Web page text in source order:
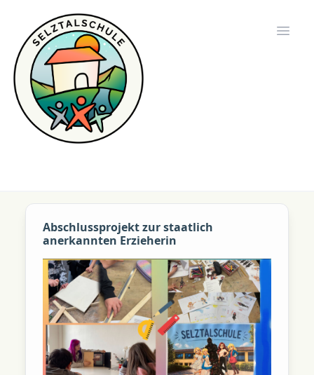
Selztalschule
Open
Abschlussprojekt zur staatlich
anerkannten Erzieherin